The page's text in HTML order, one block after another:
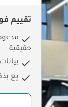
تقييم
حقيقية
بِع